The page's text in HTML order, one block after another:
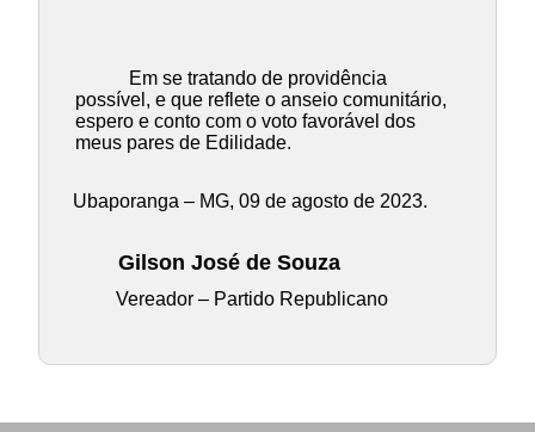
Em se tratando de providência
possível, e que reflete o anseio comunitário,
espero e conto com o voto favorável dos
meus pares de Edilidade.
Ubaporanga – MG, 09 de agosto de 2023.
Gilson José de Souza
Vereador – Partido Republicano